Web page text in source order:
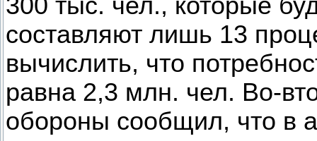
300 тыс. чел., которые
составляют лишь 13
вычислить, что
равна 2,3 млн. чел. Во-
обороны сообщил, что в